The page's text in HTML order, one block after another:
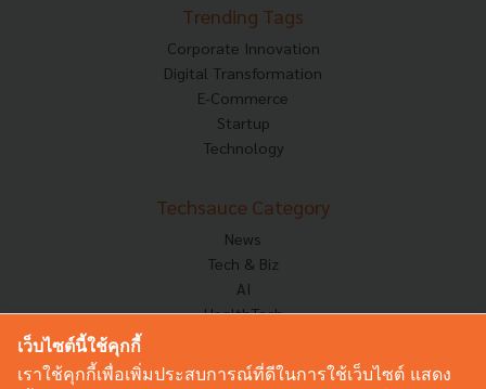
Trending Tags
Corporate Innovation
Digital Transformation
E-Commerce
Startup
Technology
Techsauce Category
News
Tech & Biz
AI
HealthTech
Corp Innov
เว็บไซต์นี้ใช้คุกกี้
เราใช้คุกกี้เพื่อเพิ่มประสบการณ์ที่ดีในการใช้เว็บไซต์ แสดง